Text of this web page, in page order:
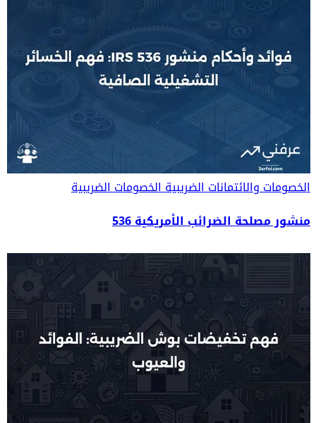
الخصومات والائتمانات الضريبيةالخصومات الضريبية
منشور مصلحة الضرائب الأمريكية 536